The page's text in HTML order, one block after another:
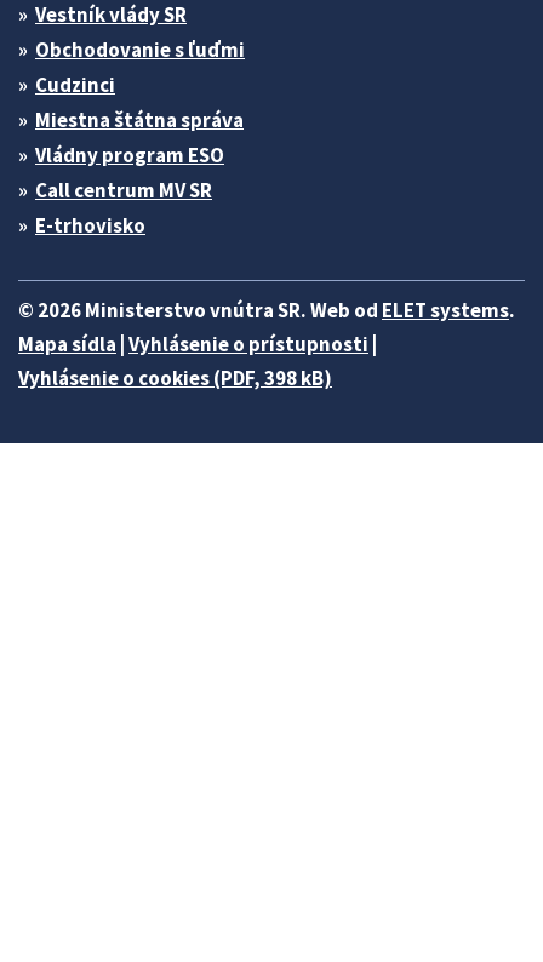
Vestník vlády SR
Obchodovanie s ľuďmi
Cudzinci
Miestna štátna správa
Vládny program ESO
Call centrum MV SR
E-trhovisko
© 2026 Ministerstvo vnútra SR. Web od ELET systems.
Mapa sídla Vyhlásenie o prístupnosti
Vyhlásenie o cookies (PDF, 398 kB)